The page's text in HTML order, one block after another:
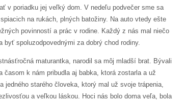
v poriadku jej veľký dom. V nedeľu podvečer sme sa
na rukách, plných batožiny. Na auto vtedy ešte
povinností a prác v rodine. Každý z nás mal niečo
spoluzodpovednými za dobrý chod rodiny.
maturantka, narodil sa môj mladší brat. Bývali
k nám pribudla aj babka, ktorá zostarla a už
starého človeka, ktorý mal už svoje trápenia,
a veľkou láskou. Hoci nás bolo doma veľa, bola